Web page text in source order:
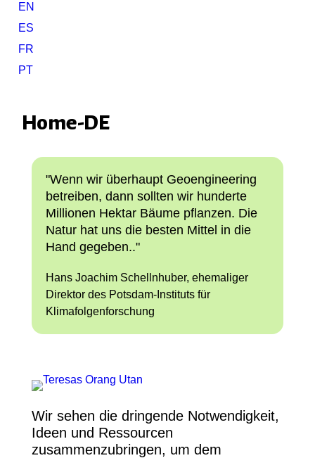
EN
ES
FR
PT
Home-DE
"Wenn wir überhaupt Geoengineering
betreiben, dann sollten wir hunderte
Millionen Hektar Bäume pflanzen. Die
Natur hat uns die besten Mittel in die
Hand gegeben.."
Hans Joachim Schellnhuber, ehemaliger
Direktor des Potsdam-Instituts für
Klimafolgenforschung
Wir sehen die dringende Notwendigkeit,
Ideen und Ressourcen
zusammenzubringen, um dem